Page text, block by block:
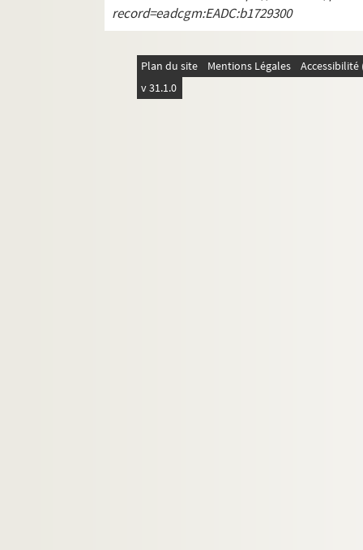
12e arrondissement
record=eadcgm:EADC:b1729300
Plan du site Mentions Légales
v 31.1.0